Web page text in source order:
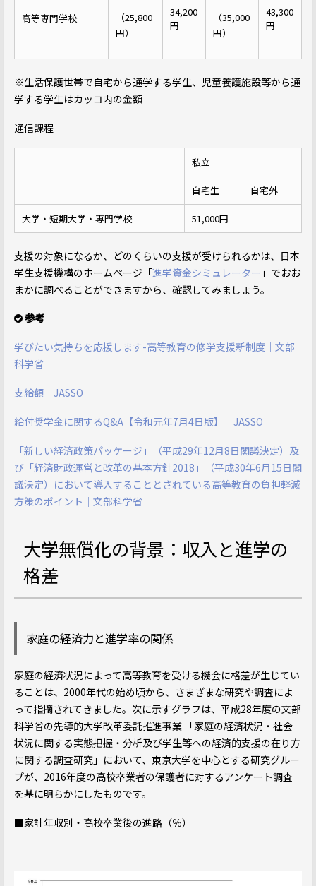
高等専門学校
（25,800
円）
34,200
円
（35,000
円）
43,300
円
※生活保護世帯で自宅から通学する学生、児童養護施設等から通
学する学生はカッコ内の金額
通信課程
私立
自宅生 自宅外
大学・短期大学・専門学校 51,000円
支援の対象になるか、どのくらいの支援が受けられるかは、日本
学生支援機構のホームページ「進学資金シミュレーター 」でおお
まかに調べることができますから、確認してみましょう。
参考
学びたい気持ちを応援します-高等教育の修学支援新制度｜文部
科学省
支給額｜JASSO
給付奨学金に関するQ&A【令和元年7月4日版】｜JASSO
「新しい経済政策パッケージ」（平成29年12月8日閣議決定）及
び「経済財政運営と改革の基本方針2018」（平成30年6月15日閣
議決定）において導入することとされている高等教育の負担軽減
方策のポイント｜文部科学省
大学無償化の背景：収入と進学の
格差
家庭の経済力と進学率の関係
家庭の経済状況によって高等教育を受ける機会に格差が生じてい
ることは、2000年代の始め頃から、さまざまな研究や調査によ
って指摘されてきました。次に示すグラフは、平成28年度の文部
科学省の先導的大学改革委託推進事業 「家庭の経済状況・社会
状況に関する実態把握・分析及び学生等への経済的支援の在り方
に関する調査研究」において、東京大学を中心とする研究グルー
プが、2016年度の高校卒業者の保護者に対するアンケート調査
を基に明らかにしたものです。
■家計年収別・高校卒業後の進路（％）